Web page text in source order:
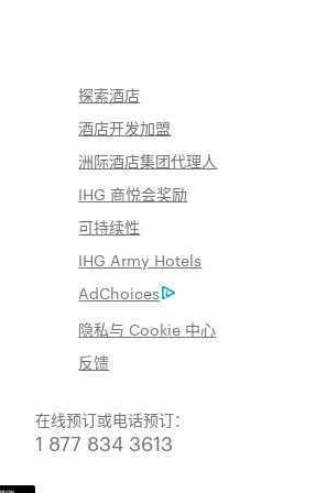
探索酒店
酒店开发加盟
洲际酒店集团代理人
IHG 商悦会奖励
可持续性
IHG Army Hotels
AdChoices
隐私与 Cookie 中心
反馈
在线预订或电话预订：
1 877 834 3613